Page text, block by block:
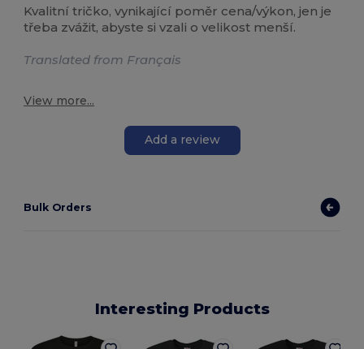
Kvalitní tričko, vynikající poměr cena/výkon, jen je
třeba zvážit, abyste si vzali o velikost menší.
Translated from Français
View more...
Add a review
Bulk Orders
Interesting Products